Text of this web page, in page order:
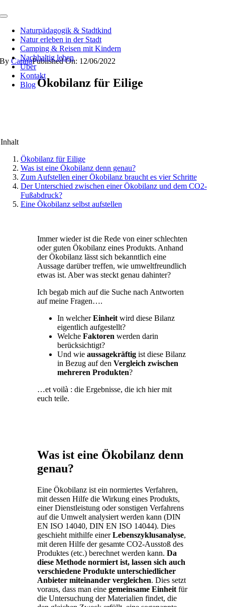
Toggle
NavigationNaturpädagogik & Stadtkind
Natur erleben in der Stadt
Camping & Reisen mit Kindern
Nachhaltig leben
Über
Kontakt
Blog
ByCarinaPublished On: 12/06/2022
Ökobilanz für Eilige
Inhalt
Ökobilanz für Eilige
Was ist eine Ökobilanz denn genau?
Zum Aufstellen einer Ökobilanz braucht es vier Schritte
Der Unterschied zwischen einer Ökobilanz und dem CO2-
Fußabdruck?
Eine Ökobilanz selbst aufstellen
Immer wieder ist die Rede von einer schlechten
oder guten Ökobilanz eines Produkts. Anhand
der Ökobilanz lässt sich bekanntlich eine
Aussage darüber treffen, wie umweltfreundlich
etwas ist. Aber was steckt genau dahinter?
Ich begab mich auf die Suche nach Antworten
auf meine Fragen….
In welcherEinheit wird diese Bilanz
eigentlich aufgestellt?
WelcheFaktoren werden darin
berücksichtigt?
Und wieaussagekräftig ist diese Bilanz
in Bezug auf denVergleich zwischen
mehreren Produkten?
…et voilà : die Ergebnisse, die ich hier mit
euch teile.
Was ist eine Ökobilanz denn
genau?
Eine Ökobilanz ist ein normiertes Verfahren,
mit dessen Hilfe die Wirkung eines Produkts,
einer Dienstleistung oder sonstigen Verfahrens
auf die Umwelt analysiert werden kann (DIN
EN ISO 14040, DIN EN ISO 14044). Dies
geschieht mithilfe einerLebenszyklusanalyse,
mit deren Hilfe der gesamte CO2-Ausstoß des
Produktes (etc.) berechnet werden kann.Da
diese Methode normiert ist, lassen sich auch
verschiedene Produkte unterschiedlicher
Anbieter miteinander vergleichen. Dies setzt
voraus, dass man einegemeinsame Einheit für
die Untersuchung der Materialien findet, die